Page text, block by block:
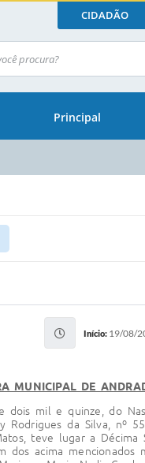
CIDADÃO
Principal
Início: 19/08/
MUNICIPAL DE
mil e quinze, do
Rodrigues da Silva, nº
teve lugar a Décima
dos acima